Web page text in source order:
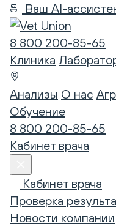
Ваш AI-
8 800 200-85-65
Клиника
Анализы О нас
Обучение
8 800 200-85-65
Кабинет врача
Кабинет врача
Проверка
Новости компании